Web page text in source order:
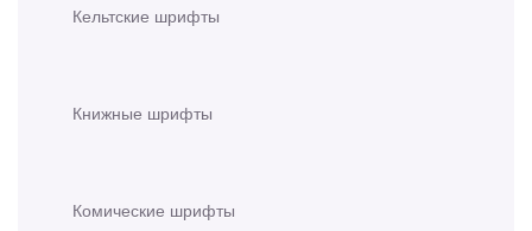
Кельтские шрифты
Книжные шрифты
Комические шрифты